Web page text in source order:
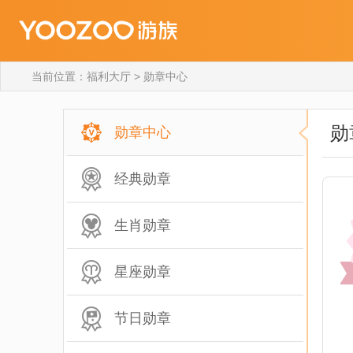
当前位置： 福利大厅 > 勋章中心
勋章中心
经典勋章
生肖勋章
星座勋章
节日勋章